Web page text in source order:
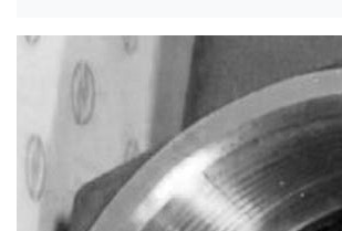
EN
ROSCADOS
300